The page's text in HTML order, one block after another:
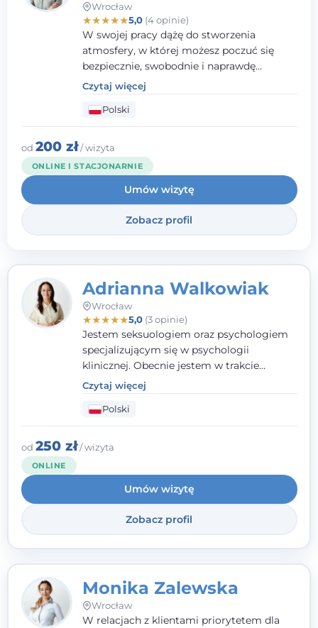
Wrocław
★★★★★5,0(4 opinie)
W swojej pracy dążę do stworzenia
atmosfery, w której możesz poczuć się
bezpiecznie, swobodnie i naprawdę
wysłuchany(-a). Zależy mi na
towarzyszeniu Ci w drodze do większego
dobrostanu, lepszego poznania siebie oraz
budowania wartościowych i
satysfakcjonujących relacji - zarówno z
innymi, jak i z samym sobą. Możliwość
bycia częścią tego procesu traktuję jako
duże wyróżnienie.
Czytaj więcej
Polski
od 200 zł/ wizyta
ONLINE I STACJONARNIE
Umów wizytę
Zobacz profil
Adrianna Walkowiak
Wrocław
★★★★★5,0(3 opinie)
Jestem seksuologiem oraz psychologiem
specjalizującym się w psychologii
klinicznej. Obecnie jestem w trakcie
szkolenia na psychoterapeutę
systemowego. Posiadam status członka
nadzwyczajnego Wielkopolskiego
Towarzystwa Terapii Systemowej oraz
należę do Polskiego Towarzystwa
pierwszym miejscu stawiam budowanie
atmosfery bezpieczeństwa i zrozumienia w
relacjach z Klientami. Istotna dla nie jest
również koncentracja na dostępnych
zasobach.
Czytaj więcej
Polski
od 250 zł/ wizyta
ONLINE
Umów wizytę
Zobacz profil
Monika Zalewska
Wrocław
W relacjach z klientami priorytetem dla